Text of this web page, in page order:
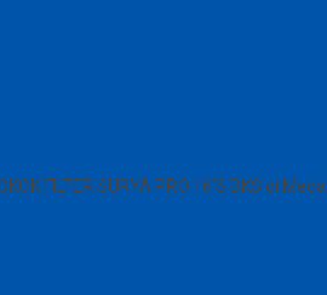
FILTER SURYA PRO 16’S BKS di